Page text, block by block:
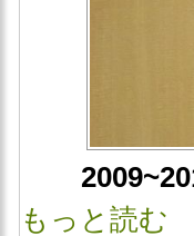
もっと読む